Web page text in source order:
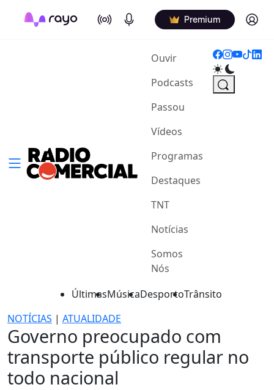
On Air Podcasts Premium Log in
Ouvir(current)
Podcasts
Passou
Vídeos
Programas
Destaques
TNT
Notícias
Somos
Nós
ÚltimasMúsicaDesportoTrânsito
NOTÍCIAS | ATUALIDADE
Governo preocupado com
transporte público regular no
todo nacional